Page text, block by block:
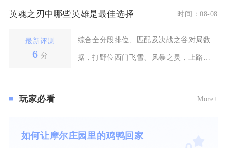
英魂之刃中哪些英雄是最佳选择 时间：08-08
最新评测
6 分
综合全分段排位、匹配及决战之谷对局数
据，打野位西门飞雪、风暴之灵，上路吕
玩家必看 More+
如何让摩尔庄园里的鸡鸭回家